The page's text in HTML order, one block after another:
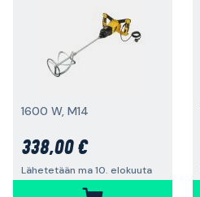
1600 W, M14
338,00 €
Lähetetään ma 10. elokuuta